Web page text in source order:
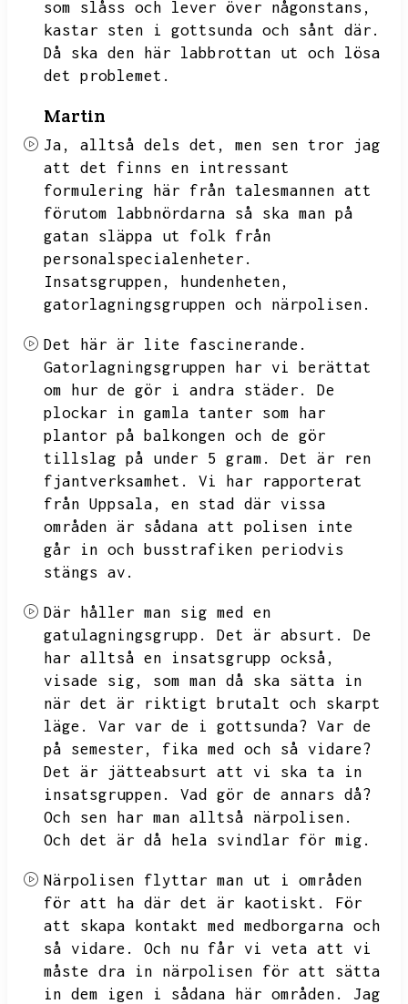
som slåss och lever över någonstans,
kastar sten i gottsunda och sånt där.
Då ska den här labbrottan ut och lösa
det problemet.
Martin
Ja, alltså dels det,
men sen tror jag
att det finns en intressant
formulering här från talesmannen att
förutom labbnördarna så ska man på
gatan släppa ut folk från
personalspecialenheter.
Insatsgruppen,
hundenheten,
gatorlagningsgruppen och närpolisen.
Det här är lite fascinerande.
Gatorlagningsgruppen har vi berättat
om hur de gör i andra städer.
De
plockar in gamla tanter som har
plantor på balkongen och de gör
tillslag på under 5 gram.
Det är ren
fjantverksamhet.
Vi har rapporterat
från Uppsala,
en stad där vissa
områden är sådana att polisen inte
går in och busstrafiken periodvis
stängs av.
Där håller man sig med en
gatulagningsgrupp.
Det är absurt.
De
har alltså en insatsgrupp också,
visade sig,
som man då ska sätta in
när det är riktigt brutalt och skarpt
läge.
Var var de i gottsunda? Var de
på semester,
fika med och så vidare?
Det är jätteabsurt att vi ska ta in
insatsgruppen.
Vad gör de annars då?
Och sen har man alltså närpolisen.
Och det är då hela svindlar för mig.
Närpolisen flyttar man ut i områden
för att ha där det är kaotiskt.
För
att skapa kontakt med medborgarna och
så vidare.
Och nu får vi veta att vi
måste dra in närpolisen för att sätta
in dem igen i sådana här områden.
Jag